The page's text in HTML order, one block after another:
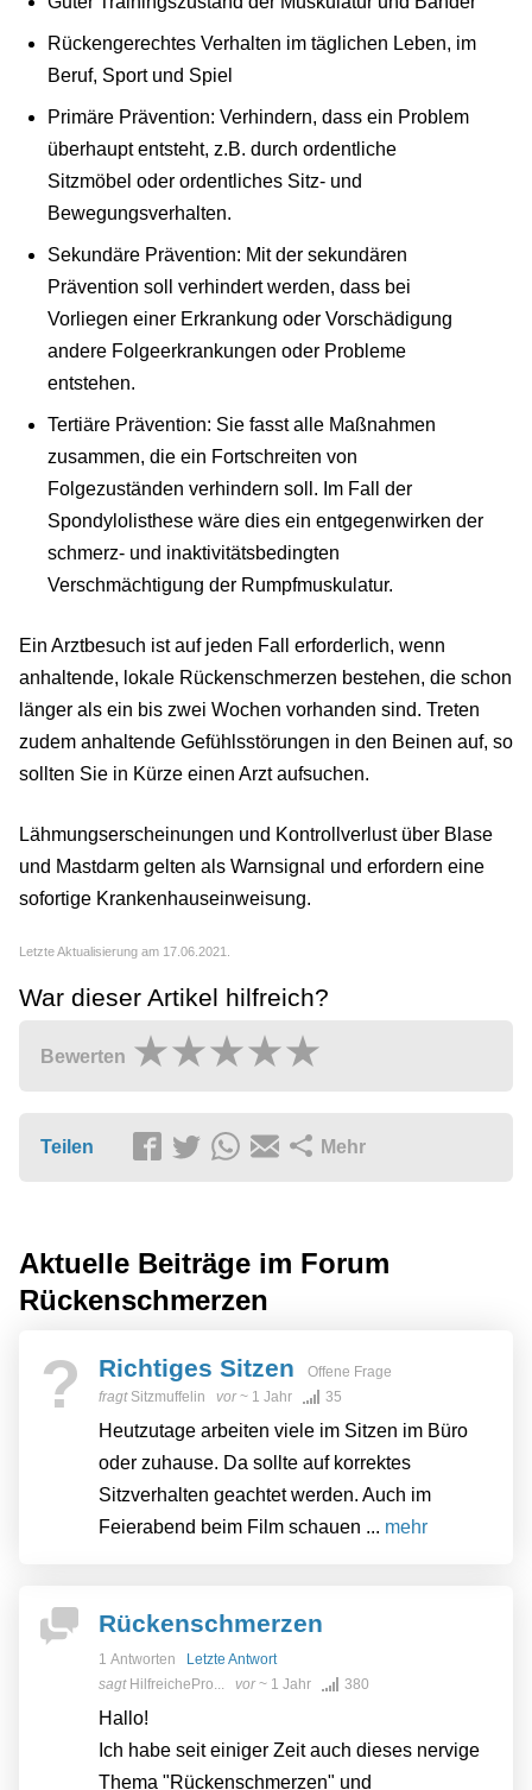
Rückengerechtes Verhalten im täglichen Leben, im
Beruf, Sport und Spiel
Primäre Prävention: Verhindern, dass ein Problem
überhaupt entsteht, z.B. durch ordentliche
Sitzmöbel oder ordentliches Sitz- und
Bewegungsverhalten.
Sekundäre Prävention: Mit der sekundären
Prävention soll verhindert werden, dass bei
Vorliegen einer Erkrankung oder Vorschädigung
andere Folgeerkrankungen oder Probleme
entstehen.
Tertiäre Prävention: Sie fasst alle Maßnahmen
zusammen, die ein Fortschreiten von
Folgezuständen verhindern soll. Im Fall der
Spondylolisthese wäre dies ein entgegenwirken der
schmerz- und inaktivitätsbedingten
Verschmächtigung der Rumpfmuskulatur.
Ein Arztbesuch ist auf jeden Fall erforderlich, wenn
anhaltende, lokale Rückenschmerzen bestehen, die schon
länger als ein bis zwei Wochen vorhanden sind. Treten
zudem anhaltende Gefühlsstörungen in den Beinen auf, so
sollten Sie in Kürze einen Arzt aufsuchen.
Lähmungserscheinungen und Kontrollverlust über Blase
und Mastdarm gelten als Warnsignal und erfordern eine
sofortige Krankenhauseinweisung.
Letzte Aktualisierung am 17.06.2021.
War dieser Artikel hilfreich?
Bewerten
Teilen Mehr
Aktuelle Beiträge im Forum
Rückenschmerzen
? Richtiges Sitzen
Offene Frage
fragt Sitzmuffelin vor~ 1 Jahr 35
Heutzutage arbeiten viele im Sitzen im Büro
oder zuhause. Da sollte auf korrektes
Sitzverhalten geachtet werden. Auch im
Feierabend beim Film schauen ... mehr
Rückenschmerzen
1 Antworten
Letzte Antwort
sagt HilfreichePro... vor~ 1 Jahr 380
Hallo!
Ich habe seit einiger Zeit auch dieses nervige
Thema "Rückenschmerzen" und